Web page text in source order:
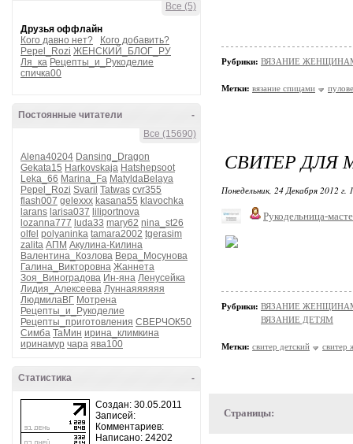
Все (5)
Друзья оффлайн
Кого давно нет?
Кого добавить?
Pepel_Rozi ЖЕНСКИЙ_БЛОГ_РУ
Ля_ка Рецепты_и_Рукоделие
спичка00
-
Постоянные читатели
Все (15690)
Alena40204 Dansing_Dragon
Gekata15 Harkovskaja Hatshepsoot
Leka_66 Marina_Fa MatyldaBelaya
Pepel_Rozi Svaril Tatwas cvr355
flash007 gelexxx kasana55 klavochka
larans larisa037 liliportnova
lozanna777 luda33 mary62 nina_st26
olfel polyaninka tamara2002 tgerasim
zalita АПМ Акулина-Килина
Валентина_Козлова Вера_Мосунова
Галина_Викторовна Жаннета
Зоя_Виноградова Ин-яна Ленусейка
Лидия_Алексеева Луннаяяяяяя
ЛюдмилаВГ Мотрена
Рецепты_и_Рукоделие
Рецепты_приготовления СВЕРЧОК50
Симба ТаМин ирина_климкина
иринамур чара ява100
-
Статистика
Создан: 30.05.2011
Записей:
Комментариев:
Написано: 24202
Рубрики: ВЯЗАНИЕ ЖЕНЩИНАМ/
Метки: вязание спицами
СВИТЕР ДЛЯ
Понедельник, 24 Декабря 2012 г.
Рукодельница-
Рубрики: ВЯЗАНИЕ ЖЕНЩИНАМ/
ВЯЗАНИЕ ДЕТЯМ
Метки: свитер детский свитер
Страницы: